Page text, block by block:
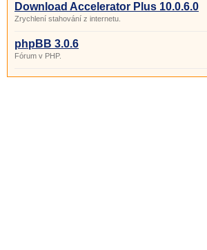
Download Accelerator Plus 10.0.6.0
Zrychlení stahování z internetu.
phpBB 3.0.6
Fórum v PHP.